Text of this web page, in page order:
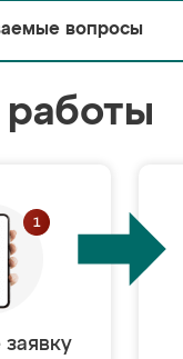
вопросы
заявку